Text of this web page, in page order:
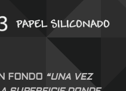
FONDO “UNA VEZ